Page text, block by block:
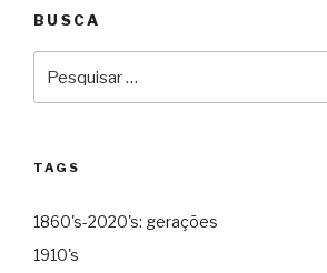
BUSCA
por:
TAGS
1860's-2020's: gerações
1910's